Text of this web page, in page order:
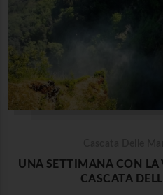
UNA SETTIMANA CON LA
CASCATA